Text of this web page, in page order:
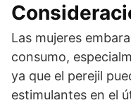
Las mujeres
consumo,
ya que el perejil
estimulantes en el